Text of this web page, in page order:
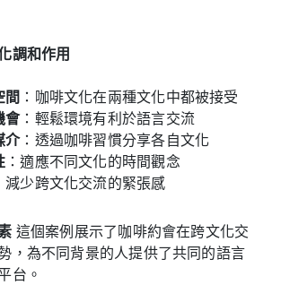
調和作用
間 ：咖啡文化在兩種文化中都被接受
會：輕鬆環境有利於語言交流
介：透過咖啡習慣分享各自文化
：適應不同文化的時間觀念
減少跨文化交流的緊張感
這個案例展示了咖啡約會在跨文化交
，為不同背景的人提供了共同的語言
台。